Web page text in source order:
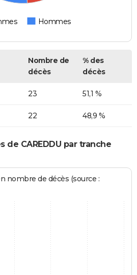
Hommes
Nombre de
décès
% des
décès
23 51,1 %
22 48,9 %
de CAREDDU par tranche
nombre de décès (source :